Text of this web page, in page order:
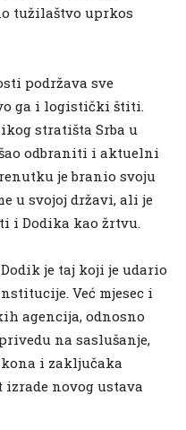
tužilaštvo uprkos
podržava sve
ga i logistički štiti.
stratišta Srba u
odbraniti i aktuelni
je branio svoju
u svojoj državi, ali je
i Dodika kao žrtvu.
je taj koji je udario
Već mjesec i
agencija, odnosno
na saslušanje,
i zaključaka
novog ustava